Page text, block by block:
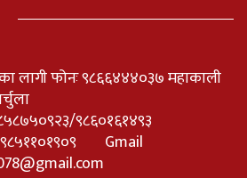
लागी फोनः ९८६६४४४०३७ महाकाली
९८६०१६१४९३
९८५११०१९०९ Gmail